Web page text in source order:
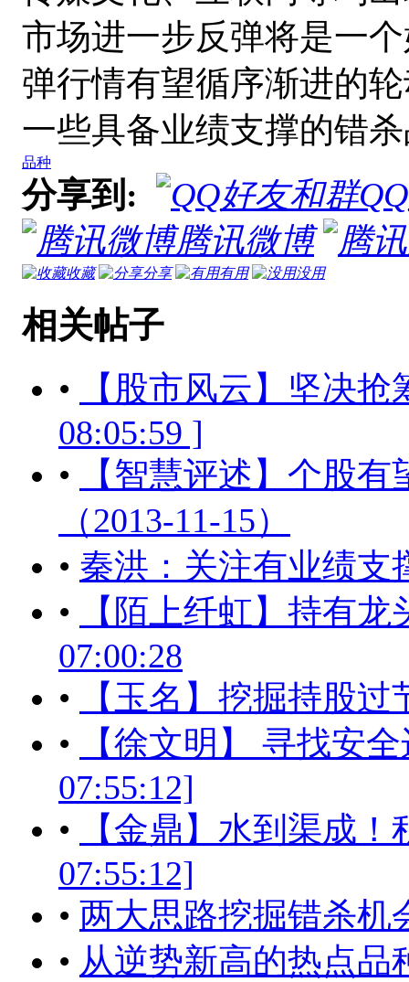
市场进一步反弹将是一
弹行情有望循序渐进的
一些具备业绩支撑的错
品种
分享到:
腾讯微博
收藏 分享 有用 没用
相关帖子
•
【股市风云】坚决
08:05:59 ]
•
【智慧评述】个股
（2013-11-15）
• 秦洪：关注有业绩支
•
【陌上纤虹】持有
07:00:28
•
【玉名】挖掘持股过
•
【徐文明】 寻找安
07:55:12]
•
【金鼎】水到渠成
07:55:12]
• 两大思路挖掘错杀机
• 从逆势新高的热点品